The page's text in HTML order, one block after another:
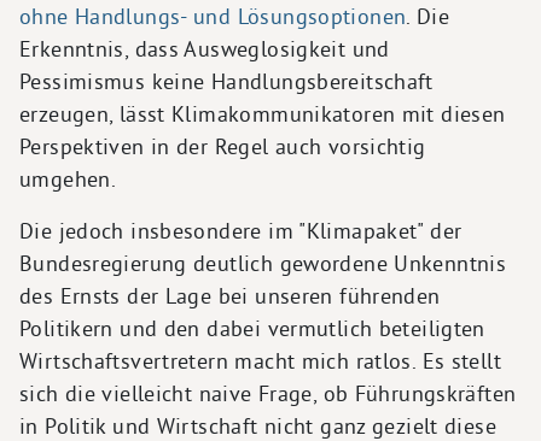
ohne Handlungs- und Lösungsoptionen. Die
Erkenntnis, dass Ausweglosigkeit und
Pessimismus keine Handlungsbereitschaft
erzeugen, lässt Klimakommunikatoren mit diesen
Perspektiven in der Regel auch vorsichtig
umgehen.
Die jedoch insbesondere im "Klimapaket" der
Bundesregierung deutlich gewordene Unkenntnis
des Ernsts der Lage bei unseren führenden
Politikern und den dabei vermutlich beteiligten
Wirtschaftsvertretern macht mich ratlos. Es stellt
sich die vielleicht naive Frage, ob Führungskräften
in Politik und Wirtschaft nicht ganz gezielt diese